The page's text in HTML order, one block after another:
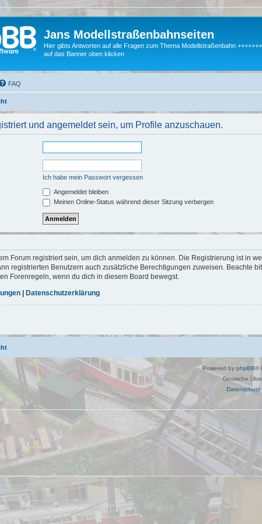
Jans Modellstraßenbahnseiten
Hier gibts Antworten auf alle Fragen zum Thema Modellstraßenbahn
auf das Banner oben klicken
FAQ
und angemeldet sein, um Profile anzuschauen.
Ich habe mein Passwort vergessen
Angemeldet bleiben
Meinen Online-Status während dieser Sitzung verbergen
Forum registriert sein, um dich anmelden zu können. Die Registrierung ist in
registrierten Benutzern auch zusätzliche Berechtigungen zuweisen. Beachte
Forenregeln, wenn du dich in diesem Board bewegst.
Datenschutzerklärung
Powered by phpBB®
Deutsche
Datenschutz